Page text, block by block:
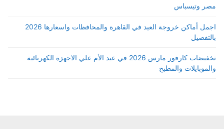
مصر وتيسباس
اجمل أماكن خروجة العيد في القاهرة والمحافظات واسعارها 2026
بالتفصيل
تخفيضات كارفور مارس 2026 في عيد الأم علي الاجهزة الكهربائية
والموبايلات والمطبخ